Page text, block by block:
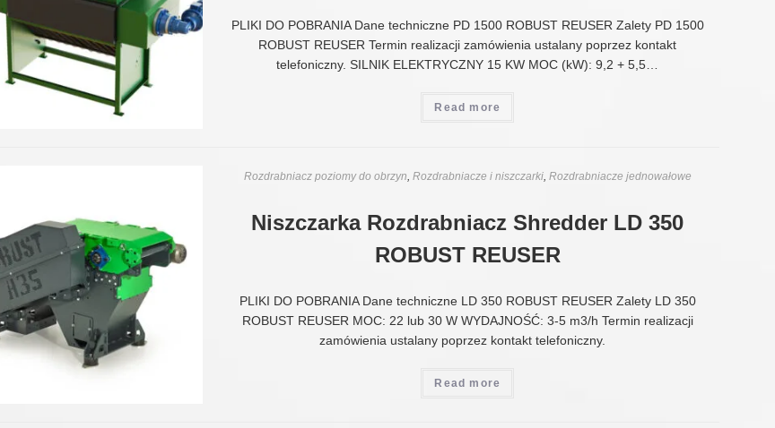
PLIKI DO POBRANIA Dane techniczne PD 1500 ROBUST REUSER Zalety PD 1500
ROBUST REUSER Termin realizacji zamówienia ustalany poprzez kontakt
telefoniczny. SILNIK ELEKTRYCZNY 15 KW MOC (kW): 9,2 + 5,5…
Read more
Rozdrabniacz poziomy do obrzyn, Rozdrabniacze i niszczarki, Rozdrabniacze jednowałowe
Niszczarka Rozdrabniacz Shredder LD 350
ROBUST REUSER
PLIKI DO POBRANIA Dane techniczne LD 350 ROBUST REUSER Zalety LD 350
ROBUST REUSER MOC: 22 lub 30 W WYDAJNOŚĆ: 3-5 m3/h Termin realizacji
zamówienia ustalany poprzez kontakt telefoniczny.
Read more